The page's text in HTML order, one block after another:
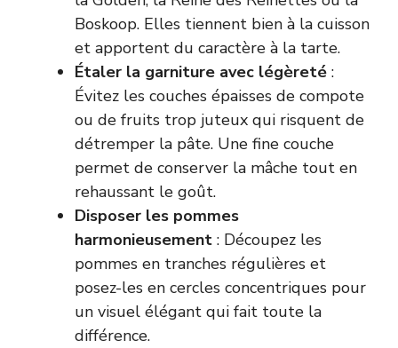
Boskoop. Elles tiennent bien à la cuisson
et apportent du caractère à la tarte.
Étaler la garniture avec légèreté :
Évitez les couches épaisses de compote
ou de fruits trop juteux qui risquent de
détremper la pâte. Une fine couche
permet de conserver la mâche tout en
rehaussant le goût.
Disposer les pommes
harmonieusement : Découpez les
pommes en tranches régulières et
posez-les en cercles concentriques pour
un visuel élégant qui fait toute la
différence.